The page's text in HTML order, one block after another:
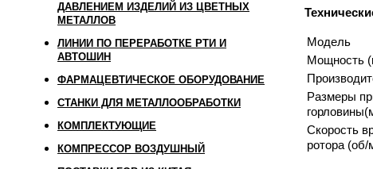
ДАВЛЕНИЕМ ИЗДЕЛИЙ ИЗ ЦВЕТНЫХ
МЕТАЛЛОВ
ЛИНИИ ПО ПЕРЕРАБОТКЕ РТИ И
АВТОШИН
ФАРМАЦЕВТИЧЕСКОЕ ОБОРУДОВАНИЕ
СТАНКИ ДЛЯ МЕТАЛЛООБРАБОТКИ
КОМПЛЕКТУЮЩИЕ
КОМПРЕССОР ВОЗДУШНЫЙ
Модель
Мощность
Размеры
Скорость
ротора (об/